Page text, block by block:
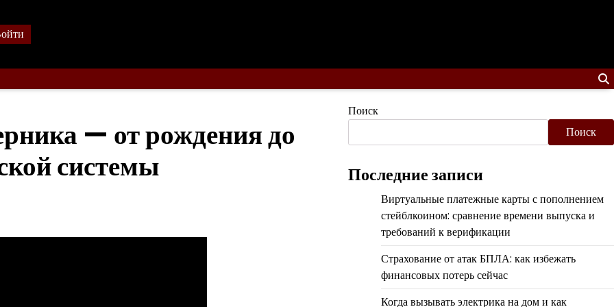
— от рождения до
системы
Поиск
Поиск
Последние записи
Виртуальные платежные карты с пополнением
стейблкоином: сравнение времени выпуска и
требований к верификации
Страхование от атак БПЛА: как избежать
финансовых потерь сейчас
Когда вызывать электрика на дом и как